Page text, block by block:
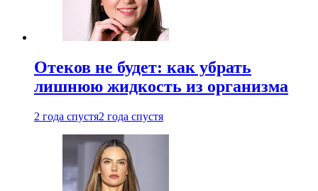
Отеков не будет: как убрать
лишнюю жидкость из организма
2 года спустя2 года спустя